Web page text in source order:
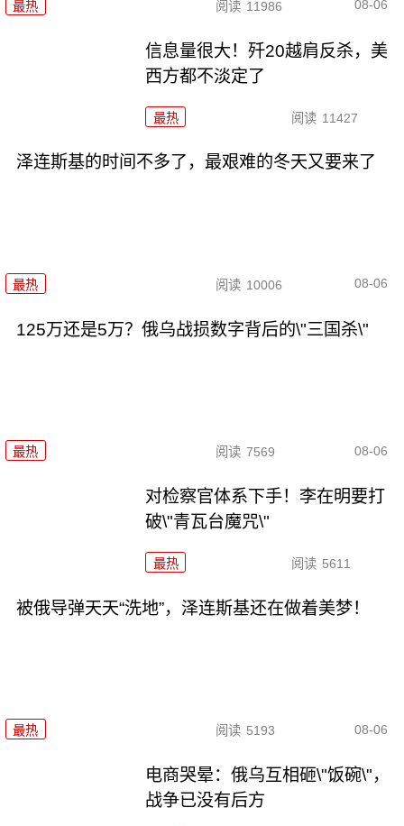
最热 阅读 11986 08-06
信息量很大！歼20越肩反杀，美
西方都不淡定了
最热 阅读 11427
泽连斯基的时间不多了，最艰难的冬天又要来了
最热 阅读 10006 08-06
125万还是5万？俄乌战损数字背后的\"三国杀\"
最热 阅读 7569 08-06
对检察官体系下手！李在明要打
破\"青瓦台魔咒\"
最热 阅读 5611
被俄导弹天天“洗地”，泽连斯基还在做着美梦！
最热 阅读 5193 08-06
电商哭晕：俄乌互相砸\"饭碗\"，
战争已没有后方